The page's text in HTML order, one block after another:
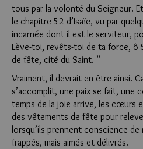
tous par la volonté du Seigneur.
le chapitre 52 d’Isaïe, vu par
incarnée dont il est le serviteur,
Lève-toi, revêts-toi de ta force, ô
de fête, cité du Saint. ”
Vraiment, il devrait en être ainsi.
s’accomplit, une paix se fait, une
temps de la joie arrive, les cœurs
des vêtements de fête pour
lorsqu’ils prennent conscience
frappés, mais aimés et délivrés.